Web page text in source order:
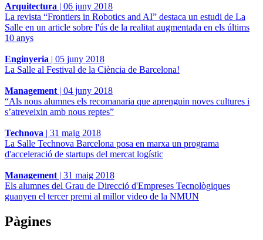
Arquitectura | 06 juny 2018
La revista “Frontiers in Robotics and AI” destaca un estudi de La
Salle en un article sobre l'ús de la realitat augmentada en els últims
10 anys
Enginyeria | 05 juny 2018
La Salle al Festival de la Ciència de Barcelona!
Management | 04 juny 2018
“Als nous alumnes els recomanaria que aprenguin noves cultures i
s’atreveixin amb nous reptes”
Technova | 31 maig 2018
La Salle Technova Barcelona posa en marxa un programa
d'acceleració de startups del mercat logístic
Management | 31 maig 2018
Els alumnes del Grau de Direcció d'Empreses Tecnològiques
guanyen el tercer premi al millor video de la NMUN
Pàgines